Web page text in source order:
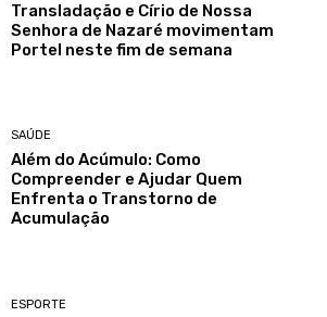
Transladação e Círio de Nossa
Senhora de Nazaré movimentam
Portel neste fim de semana
SAÚDE
Além do Acúmulo: Como
Compreender e Ajudar Quem
Enfrenta o Transtorno de
Acumulação
ESPORTE